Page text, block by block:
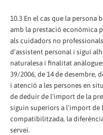
10.3 En el cas que la
amb la prestació econòmica
als cuidadors no
d’assistent personal i sigui
naturalesa i finalitat
39/2006, de 14 de desembre,
i atenció a les persones en
de deduir de l’import de la
siguin superiors a l’import
compatibilitzada, la
servei.